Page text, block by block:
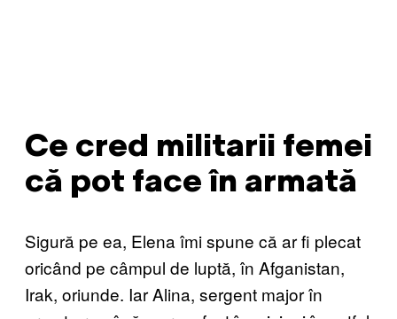
Ce cred militarii femei
că pot face în armată
Sigură pe ea, Elena îmi spune că ar fi plecat
oricând pe câmpul de luptă, în Afganistan,
Irak, oriunde. Iar Alina, sergent major în